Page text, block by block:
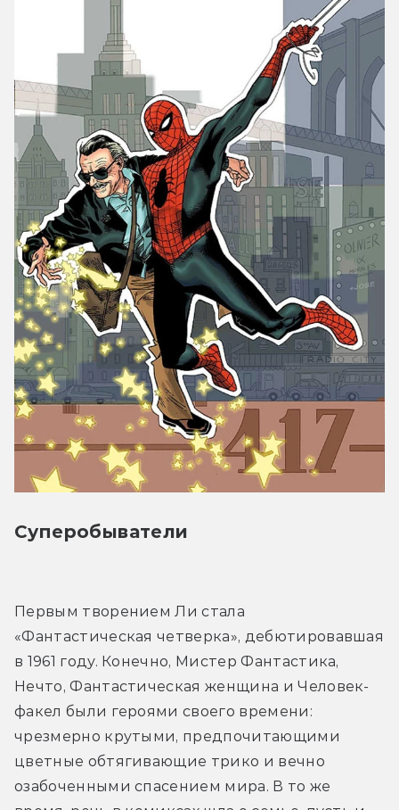
Суперобыватели
Первым творением Ли стала
«Фантастическая четверка», дебютировавшая
в 1961 году. Конечно, Мистер Фантастика,
Нечто, Фантастическая женщина и Человек-
факел были героями своего времени:
чрезмерно крутыми, предпочитающими
цветные обтягивающие трико и вечно
озабоченными спасением мира. В то же